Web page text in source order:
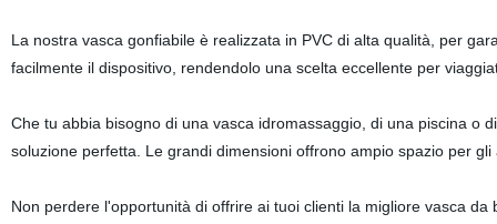
La nostra vasca gonfiabile è realizzata in PVC di alta qualità, per
facilmente il dispositivo, rendendolo una scelta eccellente per
Che tu abbia bisogno di una vasca idromassaggio, di una piscina o
soluzione perfetta. Le grandi dimensioni offrono ampio spazio per
Non perdere l'opportunità di offrire ai tuoi clienti la migliore vasca